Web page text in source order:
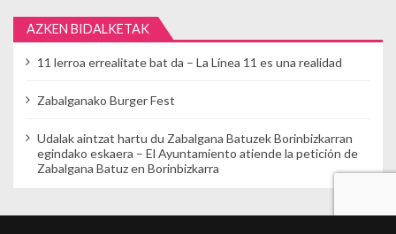
AZKEN BIDALKETAK
11 lerroa errealitate bat da – La Línea 11 es una realidad
Zabalganako Burger Fest
Udalak aintzat hartu du Zabalgana Batuzek Borinbizkarran
egindako eskaera – El Ayuntamiento atiende la petición de
Zabalgana Batuz en Borinbizkarra